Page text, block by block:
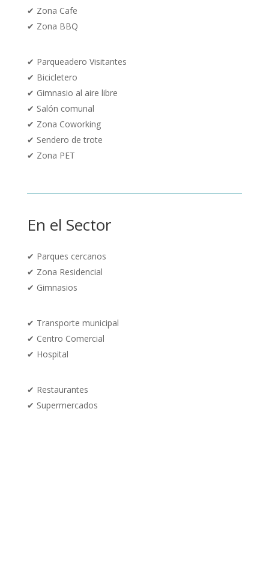
✔ Zona Cafe
✔ Zona BBQ
✔ Parqueadero Visitantes
✔ Bicicletero
✔ Gimnasio al aire libre
✔ Salón comunal
✔ Zona Coworking
✔ Sendero de trote
✔ Zona PET
En el Sector
✔ Parques cercanos
✔ Zona Residencial
✔ Gimnasios
✔ Transporte municipal
✔ Centro Comercial
✔ Hospital
✔ Restaurantes
✔ Supermercados